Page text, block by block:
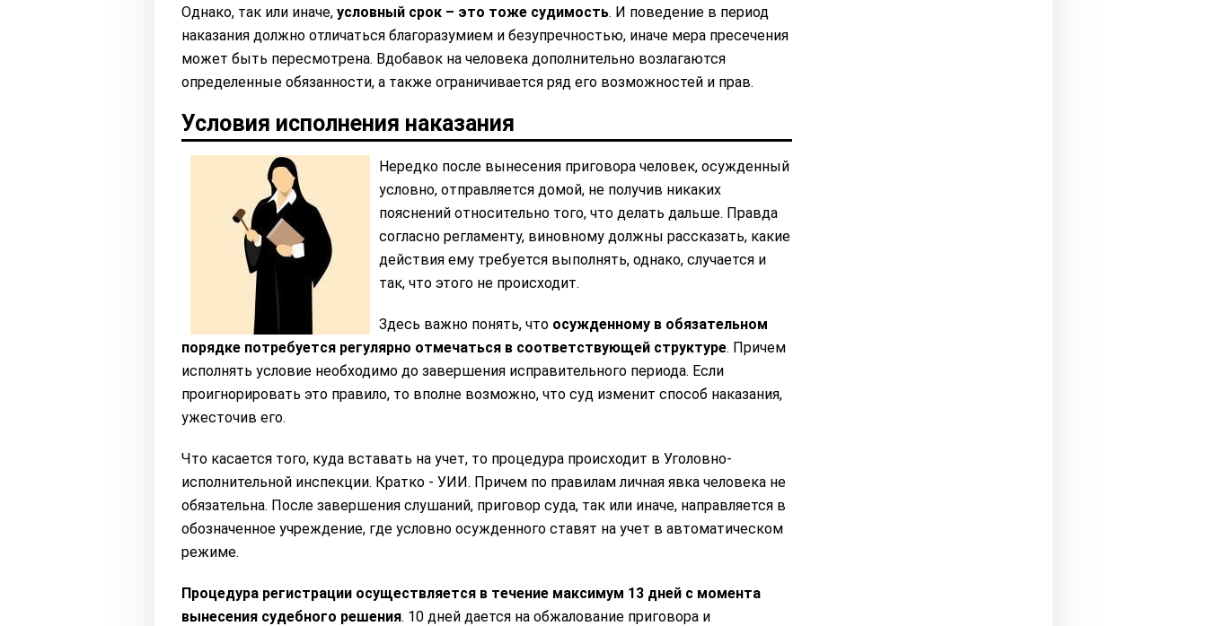
Однако, так или иначе, условный срок – это тоже судимость. И поведение в период
наказания должно отличаться благоразумием и безупречностью, иначе мера пресечения
может быть пересмотрена. Вдобавок на человека дополнительно возлагаются
определенные обязанности, а также ограничивается ряд его возможностей и прав.
Условия исполнения наказания
Нередко после вынесения приговора человек, осужденный
условно, отправляется домой, не получив никаких
пояснений относительно того, что делать дальше. Правда
согласно регламенту, виновному должны рассказать, какие
действия ему требуется выполнять, однако, случается и
так, что этого не происходит.
Здесь важно понять, что осужденному в обязательном
порядке потребуется регулярно отмечаться в соответствующей структуре. Причем
исполнять условие необходимо до завершения исправительного периода. Если
проигнорировать это правило, то вполне возможно, что суд изменит способ наказания,
ужесточив его.
Что касается того, куда вставать на учет, то процедура происходит в Уголовно-
исполнительной инспекции. Кратко - УИИ. Причем по правилам личная явка человека не
обязательна. После завершения слушаний, приговор суда, так или иначе, направляется в
обозначенное учреждение, где условно осужденного ставят на учет в автоматическом
режиме.
Процедура регистрации осуществляется в течение максимум 13 дней с момента
вынесения судебного решения. 10 дней дается на обжалование приговора и